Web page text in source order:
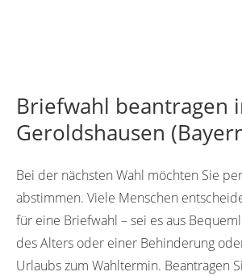
Briefwahl beantragen
Geroldshausen
Bei der nächsten Wahl möchten Sie
abstimmen. Viele Menschen
für eine Briefwahl – sei es aus
des Alters oder einer Behinderung
Urlaubs zum Wahltermin. Beantragen